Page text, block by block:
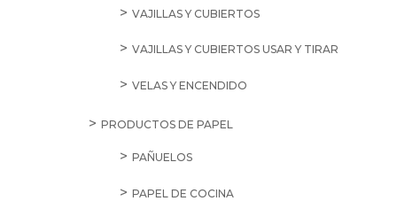
VAJILLAS Y CUBIERTOS
VAJILLAS Y CUBIERTOS USAR Y TIRAR
VELAS Y ENCENDIDO
PRODUCTOS DE PAPEL
PAÑUELOS
PAPEL DE COCINA